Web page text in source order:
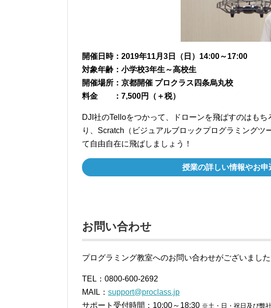
開催日時：2019年11月3日（日）14:00～17:00
対象年齢：小学校3年生～高校生
開催場所：京都開催 プロクラス四条烏丸校
料金 ：7,500円（＋税）
DJI社のTelloをつかって、ドローンを飛ばすのはも
り、Scratch（ビジュアルブロックプログラミングツ
て自由自在に飛ばしましょう！
授業の詳しい情報やお申
お問い合わせ
プログラミング教室へのお問い合わせがございまし
TEL：0800-600-2692
MAIL： support@proclass.jp
サポート受付時間：10:00～18:30 ※土・日・祝日及び弊